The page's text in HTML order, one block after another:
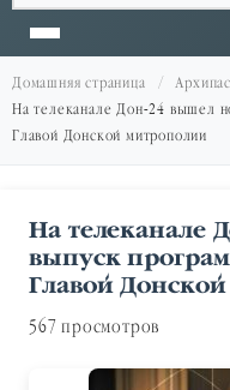
Домашняя страница
На телеканале Дон-24 вышел
Главой Донской митрополии
На телеканале
выпуск
Главой
567 просмотров